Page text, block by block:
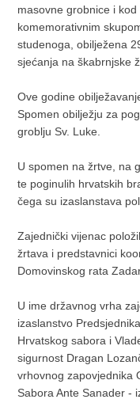
masovne grobnice i
komemorativnim
studenoga, obilježena
sjećanja na škabrnjske
Ove godine
Spomen obilježju za
groblju Sv. Luke.
U spomen na žrtve, na
te poginulih hrvatskih
čega su izaslanstava
Zajednički vijenac
žrtava i predstavnici
Domovinskog rata
U ime državnog vrha
izaslanstvo
Hrvatskog sabora i
sigurnost Dragan
vrhovnog zapovjednika
Sabora Ante Sanader -